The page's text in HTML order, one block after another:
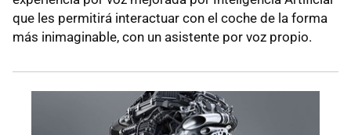
que les permitirá interactuar con el coche de la forma
más inimaginable, con un asistente por voz propio.